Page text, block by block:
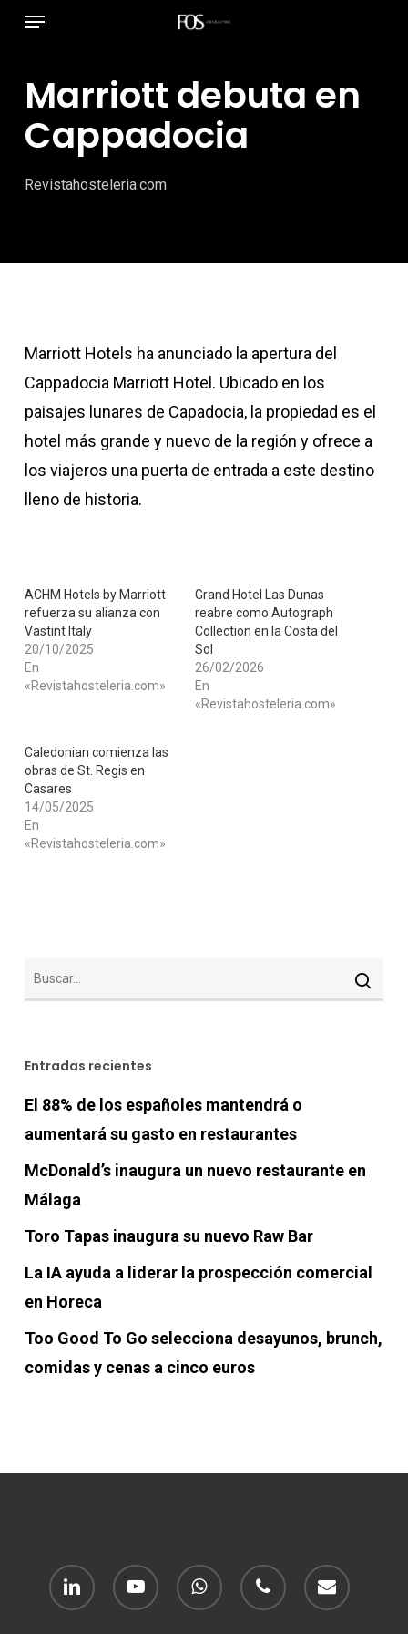
principal
Menú
Marriott debuta en
Cappadocia
Revistahosteleria.com
Marriott Hotels ha anunciado la apertura del
Cappadocia Marriott Hotel. Ubicado en los
paisajes lunares de Capadocia, la propiedad es el
hotel más grande y nuevo de la región y ofrece a
los viajeros una puerta de entrada a este destino
lleno de historia.
ACHM Hotels by Marriott
refuerza su alianza con
Vastint Italy
20/10/2025
En
«Revistahosteleria.com»
Grand Hotel Las Dunas
reabre como Autograph
Collection en la Costa del
Sol
26/02/2026
En
«Revistahosteleria.com»
Caledonian comienza las
obras de St. Regis en
Casares
14/05/2025
En
«Revistahosteleria.com»
Entradas recientes
El 88% de los españoles mantendrá o
aumentará su gasto en restaurantes
McDonald’s inaugura un nuevo restaurante en
Málaga
Toro Tapas inaugura su nuevo Raw Bar
La IA ayuda a liderar la prospección comercial
en Horeca
Too Good To Go selecciona desayunos, brunch,
comidas y cenas a cinco euros
linkedin youtube whatsapp phone email